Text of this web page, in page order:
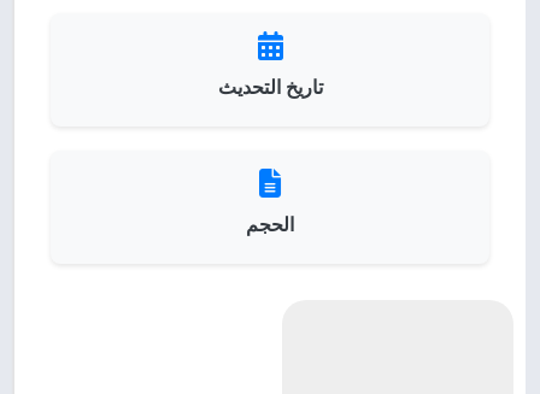
تاريخ التحديث
الحجم